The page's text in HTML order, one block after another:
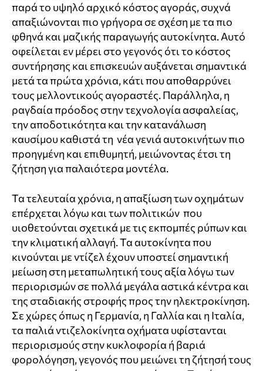
παρά το υψηλό αρχικό κόστος αγοράς, συχνά
απαξιώνονται πιο γρήγορα σε σχέση με τα πιο
φθηνά και μαζικής παραγωγής αυτοκίνητα. Αυτό
οφείλεται εν μέρει στο γεγονός ότι το κόστος
συντήρησης και επισκευών αυξάνεται σημαντικά
μετά τα πρώτα χρόνια, κάτι που αποθαρρύνει
τους μελλοντικούς αγοραστές. Παράλληλα, η
ραγδαία πρόοδος στην τεχνολογία ασφαλείας,
την αποδοτικότητα και την κατανάλωση
καυσίμου καθιστά τη νέα γενιά αυτοκινήτων πιο
προηγμένη και επιθυμητή, μειώνοντας έτσι τη
ζήτηση για παλαιότερα μοντέλα.
Τα τελευταία χρόνια, η απαξίωση των οχημάτων
επέρχεται λόγω και των πολιτικών που
υιοθετούνται σχετικά με τις εκπομπές ρύπων και
την κλιματική αλλαγή. Τα αυτοκίνητα που
κινούνται με ντίζελ έχουν υποστεί σημαντική
μείωση στη μεταπωλητική τους αξία λόγω των
περιορισμών σε πολλά μεγάλα αστικά κέντρα και
της σταδιακής στροφής προς την ηλεκτροκίνηση.
Σε χώρες όπως η Γερμανία, η Γαλλία και η Ιταλία,
τα παλιά ντιζελοκίνητα οχήματα υφίστανται
περιορισμούς στην κυκλοφορία ή βαριά
φορολόγηση, γεγονός που μειώνει τη ζήτησή τους